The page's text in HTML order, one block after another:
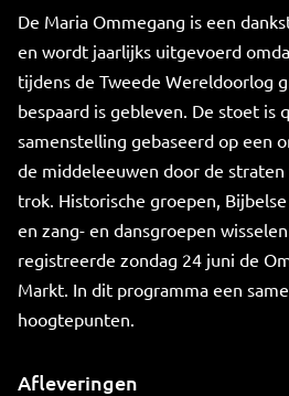
De Maria Ommegang is een
en wordt jaarlijks uitgevoerd
tijdens de Tweede Wereldoorlog
bespaard is gebleven. De stoet is
samenstelling gebaseerd op een
de middeleeuwen door de straten
trok. Historische groepen,
en zang- en dansgroepen
registreerde zondag 24 juni de
Markt. In dit programma een
hoogtepunten.
Afleveringen